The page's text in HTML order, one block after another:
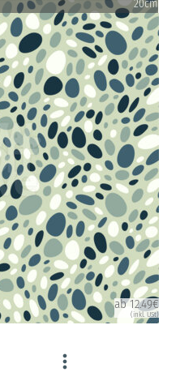
20cm
ab 12.49€
(inkl. USt)